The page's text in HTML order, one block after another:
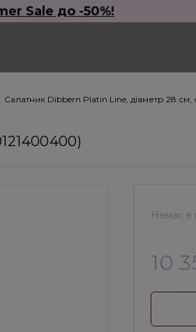
Sale до -50%!
Салатник Dibbern Platin Line, діаметр 28
Немає в
10